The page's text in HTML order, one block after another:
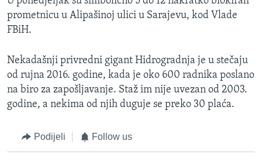
prometnicu u Alipašinoj ulici u Sarajevu, kod Vlade
FBiH.
Nekadašnji privredni gigant Hidrogradnja je u stečaju
od rujna 2016. godine, kada je oko 600 radnika poslano
na biro za zapošljavanje. Staž im nije uvezan od 2003.
godine, a nekima od njih duguje se preko 30 plaća.
Podijeli Follow us